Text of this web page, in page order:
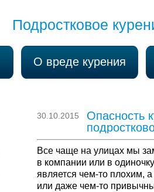
Подростковое
О вреде курения
30.10.2015
Опасность
Все чаще на улицах мы
в компании или в
является чем-то плохим,
или даже чем-то